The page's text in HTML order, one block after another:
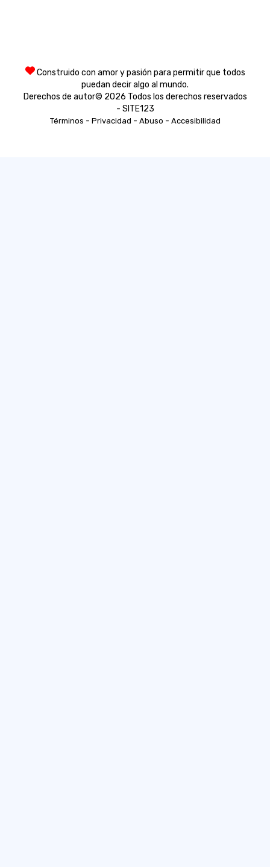
Construido con amor y pasión para permitir que todos
puedan decir algo al mundo.
Derechos de autor© 2026 Todos los derechos reservados
- SITE123
Términos - Privacidad - Abuso - Accesibilidad